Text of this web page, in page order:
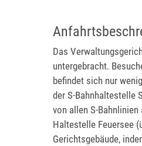
Das
untergebracht.
befindet sich nur
der S-Bahnhaltestelle
von allen S-
Haltestelle Feuersee
Gerichtsgebäude,